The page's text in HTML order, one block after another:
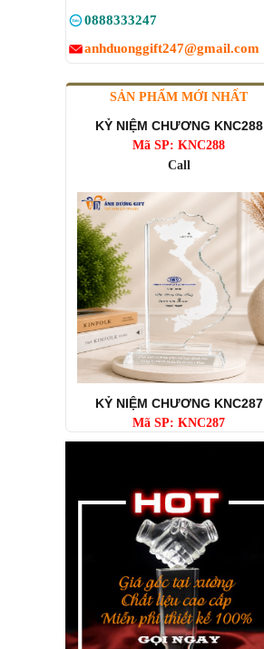
0888333247
anhduonggift247@gmail.com
SẢN PHẨM MỚI NHẤT
KỶ NIỆM CHƯƠNG KNC288
Mã SP: KNC288
Call
KỶ NIỆM CHƯƠNG KNC287
Mã SP: KNC287
Call
KỶ NIỆM CHƯƠNG KNC286